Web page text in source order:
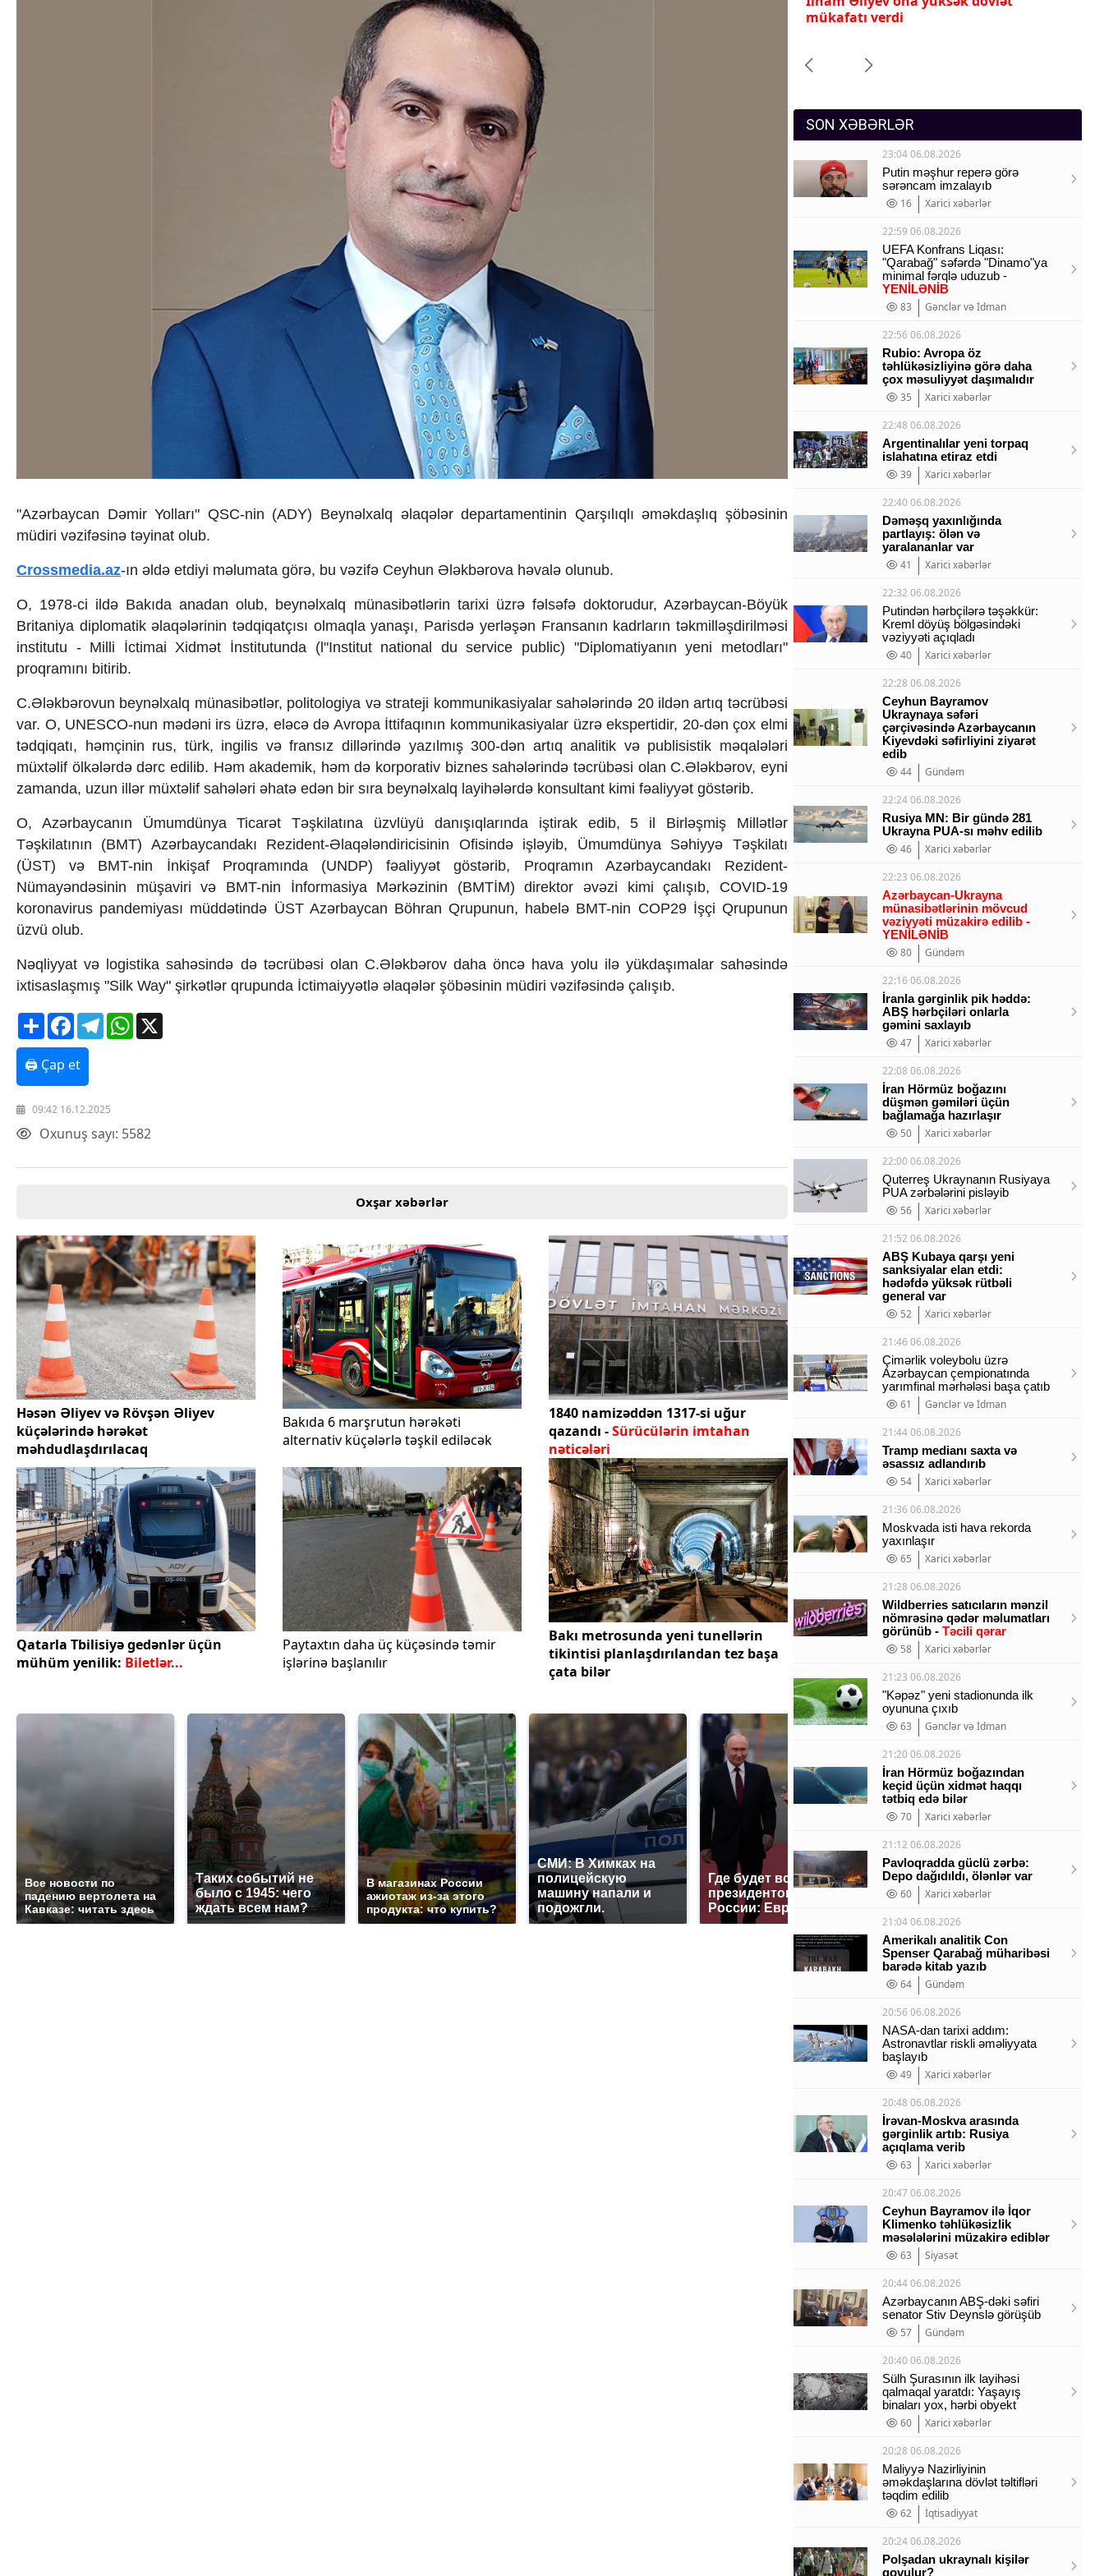
Hərbi sənaye
COP29
Cəmiyyət
Siyasət
Ekologiya
Zəfər - 5
Gənclər və İdman
Media və QHT
Hadisə
Sağlamlıq
Sosium
Mənəvi dəyərlər
Texnologiya
Mətbuat-150
Əlaqə
"Azərbaycan Dəmir Yolları" QSC-nin (ADY) Beynəlxalq əlaqələr departamentinin Qarşılıqlıəməkdaşlıq şöbəsinin
müdiri vəzifəsinə təyinat olub.
Crossmedia.az-ın əldə etdiyi məlumata görə, bu vəzifə Ceyhun Əl əkbərova həvalə olunub.
O, 1978-ci ildə Bakıda anadan olub, beynəlxalq münasibətlərin tarixi üzrə fəlsəfə doktorudur, Azərbaycan-Böyük
Britaniya diplomatikəlaqələrinin tədqiqatçısı olmaqla yanaşı, Parisdə yerləşən Fransanın kadrların təkmilləşdirilməsi
institutu - Milli İctimai Xidmət İnstitutunda (l"Institut national du service public) "Diplomatiyanın yeni metodları"
proqramını bitirib.
C.Əl əkbərovun beynəlxalq münasibətlər, politologiya və strateji kommunikasiyalar sahələrində 20 ildən artıq təcrübəsi
var. O, UNESCO-nun mədəni irs üzrə, eləcə də Avropa İttifaqının kommunikasiyalar üzrə ekspertidir, 20-dənçox elmi
tədqiqatı, həmçinin rus, türk, ingilis və fransız dill ərində yazılmış 300-dən artıq analitik və publisistik məqalələri
müxtəlif ölkələrdə dərc edilib. Həm akademik, həm də korporativ biznes sahələrində təcrübəsi olan C.Ələkbərov, eyni
zamanda, uzun illər müxtəlif sahələri əhatə edən bir sıra beynəlxalq layihələrdə konsultant kimi fəaliyyət göstərib.
O, Azərbaycanın Ümumdünya Ticarət Təşkilatına üzvlüyü danışıqlarında iştirak edib, 5 il Birləşmiş Mill ətlər
Təşkilatının (BMT) Azərbaycandakı Rezident-Əlaqələndiricisinin Ofisində işləyib, Ümumdünya Səhiyyə Təşkilatı
(ÜST) və BMT-nin İnkişaf Proqramında (UNDP) fəaliyyət göstərib, Proqramın Azərbaycandakı Rezident-
Nümayəndəsinin müşaviri və BMT-nin İnformasiya Mərkəzinin (BMTİM) direktor əvəzi kimiçal ışıb, COVID-19
koronavirus pandemiyası müddətində ÜST Azərbaycan Böhran Qrupunun, habelə BMT-nin COP29 İşçi Qrupunun
üzvü olub.
Nəqliyyat və logistika sahəsində də təcrübəsi olan C.Əl əkbərov dahaöncə hava yolu ilə yükdaşımalar sahəsində
ixtisaslaşmış "Silk Way" şirkətlər qrupunda İctimaiyyətlə əlaqələr şöbəsinin müdiri vəzifəsində çal ışıb.
ShareFacebookTelegramWhatsApp
🖨 Çap et
09:42 16.12.2025
Oxunuş sayı: 5582
Oxşar xəbərlər
Həsən Əliyev və Rövşən Əliyev
küçələrində hərəkət
məhdudlaşdırılacaq
Bakıda 6 marşrutun hərəkəti
alternativ küçələrlə təşkil ediləcək
1840 namizəddən 1317-si uğur
qazandı -Sürücülərin imtahan
nəticələri
Qatarla Tbilisiyə gedənlər üçün
mühüm yenilik: Biletlər...
Paytaxtın daha üç küçəsində təmir
işlərinə başlanılır
Bakı metrosunda yeni tunellərin
tikintisi planlaşdırılandan tez başa
çata bilər
Все новости по
падению вертолета на
Кавказе: читать здесь
Таких событий не
было с 1945: чего
ждать всем нам?
В магазинах России
ажиотаж из-за этого
продукта: что купить?
СМИ: В Химках на
полицейскую
машину напали и
подожгли.
Где будет встреча
президентов США и
России: Европа?
Такую зиму в России
никто не ждал: как
daimi nümayəndəsi geri çağırılıb
mükafatı verdi
SON XƏBƏRLƏR
23:04 06.08.2026
Putin məşhur reperə görə
sərəncam imzalayıb
16
Xarici xəbərlər
22:59 06.08.2026
UEFA Konfrans Liqası:
"Qarabağ" səfərdə "Dinamo"ya
minimal fərqlə uduzub -
YENİLƏNİB
83
Gənclər və İdman
22:56 06.08.2026
Rubio: Avropa öz
təhlükəsizliyinə görə daha
çox məsuliyyət daşımalıdır
35
Xarici xəbərlər
22:48 06.08.2026
Argentinalılar yeni torpaq
islahatına etiraz etdi
39
Xarici xəbərlər
22:40 06.08.2026
Dəməşq yaxınlığında
partlayış: ölən və
yaralananlar var
41
Xarici xəbərlər
22:32 06.08.2026
Putindən hərbçilərə təşəkkür:
Kreml döyüş bölgəsindəki
vəziyyəti açıqladı
40
Xarici xəbərlər
22:28 06.08.2026
Ceyhun Bayramov
Ukraynaya səfəri
çərçivəsində Azərbaycanın
Kiyevdəki səfirliyini ziyarət
edib
44
Gündəm
22:24 06.08.2026
Rusiya MN: Bir gündə 281
Ukrayna PUA-sı məhv edilib
46
Xarici xəbərlər
22:23 06.08.2026
Azərbaycan-Ukrayna
münasibətlərinin mövcud
vəziyyəti müzakirə edilib -
YENİLƏNİB
80
Gündəm
22:16 06.08.2026
İranla gərginlik pik həddə:
ABŞ hərbçiləri onlarla
gəmini saxlayıb
47
Xarici xəbərlər
22:08 06.08.2026
İran Hörmüz boğazını
düşmən gəmiləri üçün
bağlamağa hazırlaşır
50
Xarici xəbərlər
22:00 06.08.2026
Quterreş Ukraynanın Rusiyaya
PUA zərbələrini pisləyib
56
Xarici xəbərlər
21:52 06.08.2026
ABŞ Kubaya qarşı yeni
sanksiyalar elan etdi:
hədəfdə yüksək rütbəli
general var
52
Xarici xəbərlər
21:46 06.08.2026
Çimərlik voleybolu üzrə
Azərbaycan çempionatında
yarımfinal mərhələsi başa çatıb
61
Gənclər və İdman
21:44 06.08.2026
Tramp medianı saxta və
əsassız adlandırıb
54
Xarici xəbərlər
21:36 06.08.2026
Moskvada isti hava rekorda
yaxınlaşır
65
Xarici xəbərlər
21:28 06.08.2026
Wildberries satıcıların mənzil
nömrəsinə qədər məlumatları
görünüb - Təcili qərar
58
Xarici xəbərlər
21:23 06.08.2026
"Kəpəz" yeni stadionunda ilk
oyununa çıxıb
63
Gənclər və İdman
21:20 06.08.2026
İran Hörmüz boğazından
keçid üçün xidmət haqqı
tətbiq edə bilər
70
Xarici xəbərlər
21:12 06.08.2026
Pavloqradda güclü zərbə:
Depo dağıdıldı, ölənlər var
60
Xarici xəbərlər
21:04 06.08.2026
Amerikalı analitik Con
Spenser Qarabağ müharibəsi
barədə kitab yazıb
64
Gündəm
20:56 06.08.2026
NASA-dan tarixi addım:
Astronavtlar riskli əməliyyata
başlayıb
49
Xarici xəbərlər
20:48 06.08.2026
İrəvan-Moskva arasında
gərginlik artıb: Rusiya
açıqlama verib
63
Xarici xəbərlər
20:47 06.08.2026
Ceyhun Bayramov ilə İqor
Klimenko təhlükəsizlik
məsələlərini müzakirə ediblər
63
Siyasət
20:44 06.08.2026
Azərbaycanın ABŞ-dəki səfiri
senator Stiv Deynslə görüşüb
57
Gündəm
20:40 06.08.2026
Sülh Şurasının ilk layihəsi
qalmaqal yaratdı: Yaşayış
binaları yox, hərbi obyekt
60
Xarici xəbərlər
20:28 06.08.2026
Maliyyə Nazirliyinin
əməkdaşlarına dövlət təltifləri
təqdim edilib
62
İqtisadiyyat
20:24 06.08.2026
Polşadan ukraynalı kişilər
qovulur?